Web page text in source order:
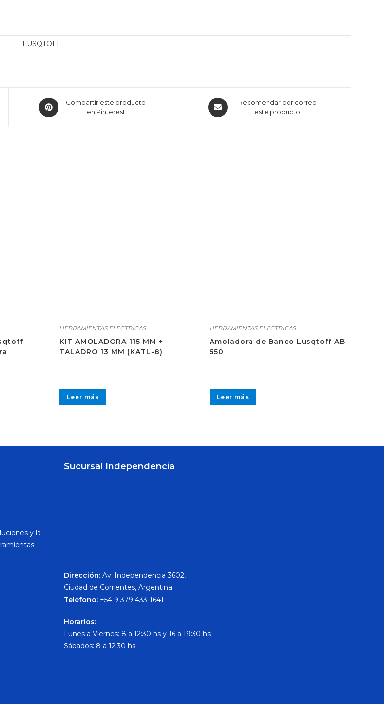
LUSQTOFF
Compartir este producto
en Pinterest
Recomendar por correo
este producto
HERRAMIENTAS ELECTRICAS
KIT AMOLADORA 115 MM +
TALADRO 13 MM (KATL-8)
Leer más
HERRAMIENTAS ELECTRICAS
Amoladora de Banco Lusqtoff AB-
550
Leer más
y la
Sucursal Independencia
Dirección: Av. Independencia 3602,
Ciudad de Corrientes, Argentina.
Teléfono: +54 9 379 433-1641
Horarios:
Lunes a Viernes: 8 a 12:30 hs y 16 a 19:30 hs
Sábados: 8 a 12:30 hs